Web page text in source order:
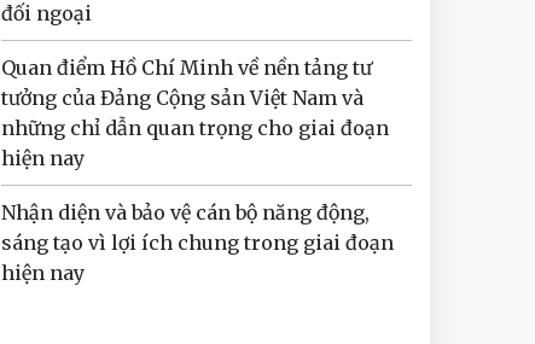
đối ngoại
Quan điểm Hồ Chí Minh về nền tảng tư
tưởng của Đảng Cộng sản Việt Nam và
những chỉ dẫn quan trọng cho giai đoạn
hiện nay
Nhận diện và bảo vệ cán bộ năng động,
sáng tạo vì lợi ích chung trong giai đoạn
hiện nay